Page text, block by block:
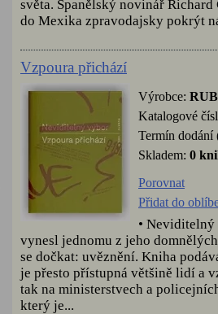
světa. Španělský novinář
do Mexika zpravodajsky pokrýt
Vzpoura přichází
Výrobce:
Katalogové
Termín dodání
Skladem: 0
Porovnat
Přidat do
•
vynesl jednomu z jeho
se dočkat: uvěznění. Kniha
je přesto přístupná většině lidí a
tak na ministerstvech a
který je...